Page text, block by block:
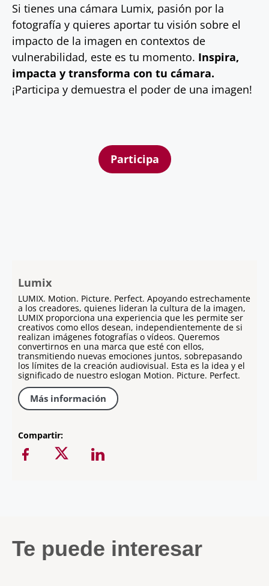
Si tienes una cámara Lumix, pasión por la
fotografía y quieres aportar tu visión sobre el
impacto de la imagen en contextos de
vulnerabilidad, este es tu momento. Inspira,
impacta y transforma con tu cámara.
¡Participa y demuestra el poder de una imagen!
Participa
Lumix
LUMIX. Motion. Picture. Perfect. Apoyando estrechamente
a los creadores, quienes lideran la cultura de la imagen,
LUMIX proporciona una experiencia que les permite ser
creativos como ellos desean, independientemente de si
realizan imágenes fotografías o vídeos. Queremos
convertirnos en una marca que esté con ellos,
transmitiendo nuevas emociones juntos, sobrepasando
los límites de la creación audiovisual. Esta es la idea y el
significado de nuestro eslogan Motion. Picture. Perfect.
Más información
Compartir:
Te puede interesar